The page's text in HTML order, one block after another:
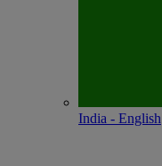
India - English